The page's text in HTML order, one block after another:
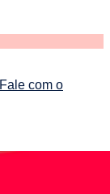
Fale com o